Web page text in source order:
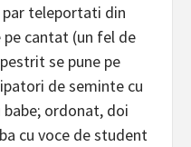
par teleportati din
pe cantat (un fel de
se pune pe
de seminte cu
ordonat, doi
cu voce de student